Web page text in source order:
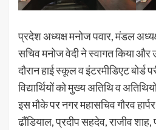
प्रदेश अध्यक्ष मनोज पवार, मंडल
सचिव मनोज वेदी ने स्वागत किया और
दौरान हाई स्कूल व इंटरमीडिएट बोर्ड
विद्यार्थियों को मुख्य अतिथि व
इस मौके पर नगर महासचिव गौरव
ढौंडियाल, प्रदीप सहदेव, राजीव